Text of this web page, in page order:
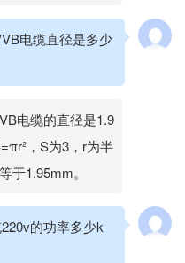
电缆直径是多少
电缆的直径是1.9
，S为3，r为半
于1.95mm。
的功率多少k